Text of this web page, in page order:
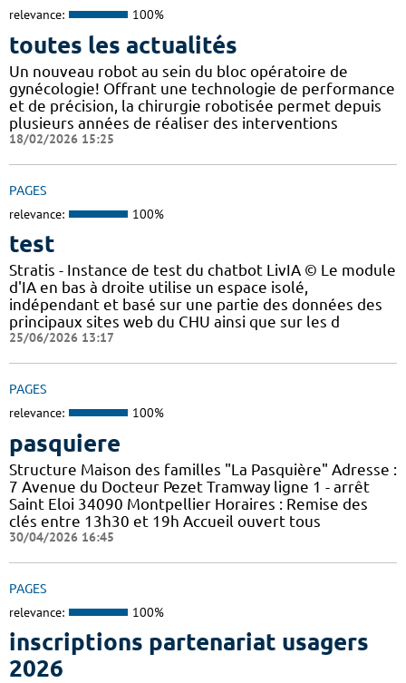
relevance: 100%
toutes les actualités
Un nouveau robot au sein du bloc opératoire de
gynécologie! Offrant une technologie de performance
et de précision, la chirurgie robotisée permet depuis
plusieurs années de réaliser des interventions
18/02/2026 15:25
PAGES
relevance: 100%
test
Stratis - Instance de test du chatbot LivIA © Le module
d'IA en bas à droite utilise un espace isolé,
indépendant et basé sur une partie des données des
principaux sites web du CHU ainsi que sur les d
25/06/2026 13:17
PAGES
relevance: 100%
pasquiere
Structure Maison des familles "La Pasquière" Adresse :
7 Avenue du Docteur Pezet Tramway ligne 1 - arrêt
Saint Eloi 34090 Montpellier Horaires : Remise des
clés entre 13h30 et 19h Accueil ouvert tous
30/04/2026 16:45
PAGES
relevance: 100%
inscriptions partenariat usagers
2026